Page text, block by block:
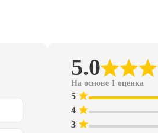
5.0
На основе 1 оценка
5
4
3